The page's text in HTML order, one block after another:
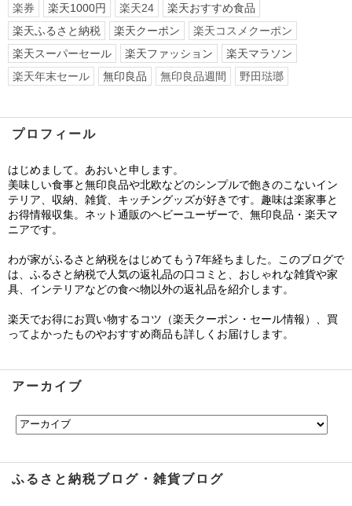
楽券
楽天1000円 楽天24
楽天おすすめ食品
楽天ふるさと納税
楽天クーポン
楽天コスメクーポン
楽天スーパーセール
楽天ファッション
楽天マラソン
楽天年末セール
無印良品 無印良品週間 野田琺瑯
プロフィール
はじめまして。あおいと申します。
美味しい食事と無印良品や北欧などのシンプルで飽きのこないイン
テリア、収納、雑貨、キッチングッズが好きです。趣味は楽家事と
お得情報収集。ネット通販のヘビーユーザーで、無印良品・楽天マ
ニアです。
わが家がふるさと納税をはじめてもう7年経ちました。このブログで
は、ふるさと納税で人気の返礼品の口コミと、おしゃれな雑貨や家
具、インテリアなどの食べ物以外の返礼品を紹介します。
楽天でお得にお買い物するコツ（楽天クーポン・セール情報）、買
ってよかったものやおすすめ商品も詳しくお届けします。
アーカイブ
ふるさと納税ブログ・雑貨ブログ